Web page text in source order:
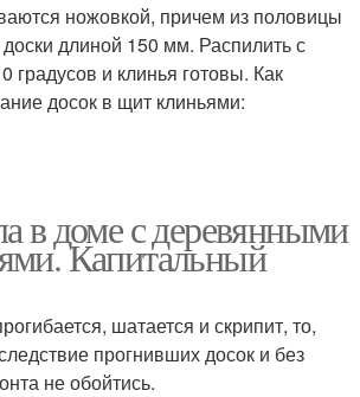
ножовкой, причем из половицы
длиной 150 мм. Распилить с
градусов и клинья готовы. Как
досок в щит клиньями:
в доме с деревянными
Капитальный
шатается и скрипит, то,
прогнивших досок и без
не обойтись.